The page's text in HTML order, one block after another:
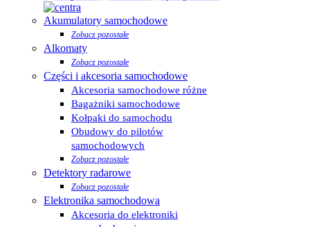
Akumulatory samochodowe
Zobacz pozostałe
Alkomaty
Zobacz pozostałe
Części i akcesoria samochodowe
Akcesoria samochodowe różne
Bagażniki samochodowe
Kołpaki do samochodu
Obudowy do pilotów
samochodowych
Zobacz pozostałe
Detektory radarowe
Zobacz pozostałe
Elektronika samochodowa
Akcesoria do elektroniki